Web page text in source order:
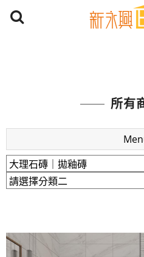
捷運： 中和線【頂溪站 2
原Line已滿 無法加
LINE
開車：中山路1段 到永平
捷運： 中和線【頂溪站 2
原Line已滿 無法加
所有